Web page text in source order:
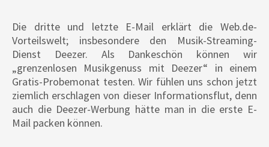
Die dritte und letzte E-Mail erklärt die Web.de-
Vorteilswelt; insbesondere den Musik-Streaming-
Dienst Deezer. Als Dankeschön können wir
„grenzenlosen Musikgenuss mit Deezer“ in einem
Gratis-Probemonat testen. Wir fühlen uns schon jetzt
ziemlich erschlagen von dieser Informationsflut, denn
auch die Deezer-Werbung hätte man in die erste E-
Mail packen können.